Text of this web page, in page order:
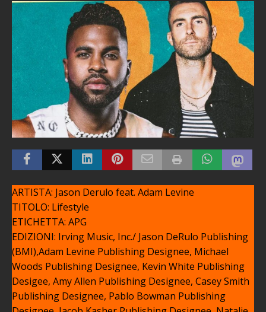
ARTISTA: Jason Derulo feat. Adam Levine
TITOLO: Lifestyle
ETICHETTA: APG
EDIZIONI: Irving Music, Inc./ Jason DeRulo Publishing
(BMI),Adam Levine Publishing Designee, Michael
Woods Publishing Designee, Kevin White Publishing
Desigee, Amy Allen Publishing Designee, Casey Smith
Publishing Designee, Pablo Bowman Publishing